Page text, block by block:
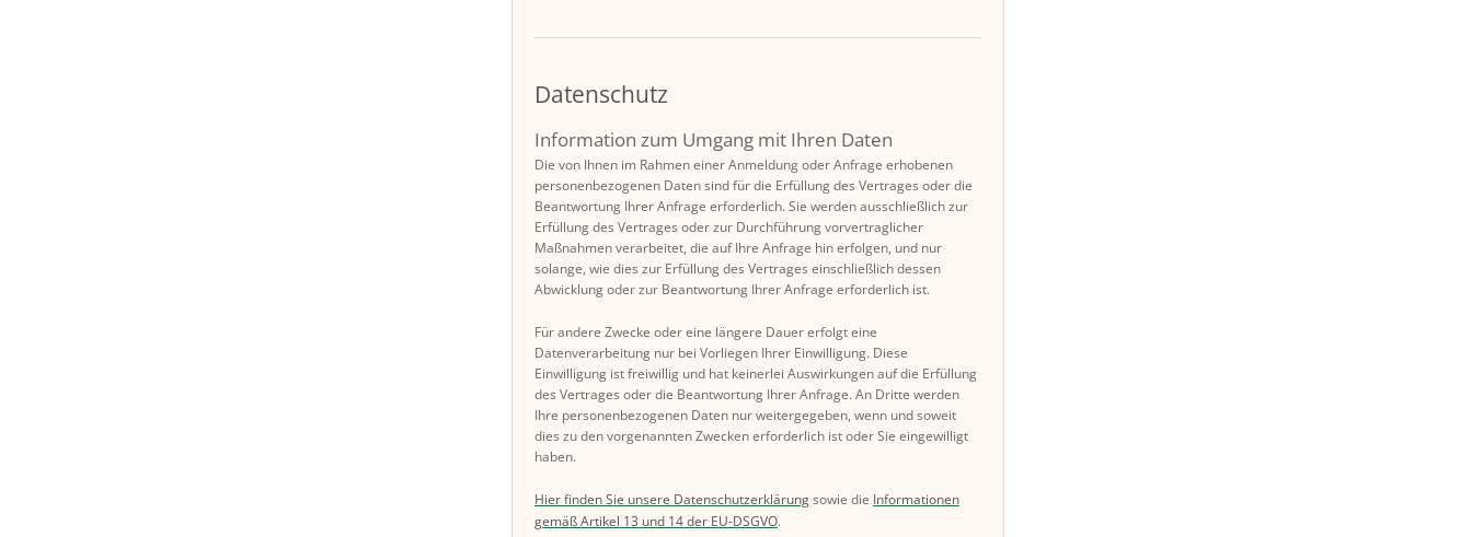
Datenschutz
Information zum Umgang mit Ihren Daten
Die von Ihnen im Rahmen einer Anmeldung oder Anfrage erhobenen
personenbezogenen Daten sind für die Erfüllung des Vertrages oder die
Beantwortung Ihrer Anfrage erforderlich. Sie werden ausschließlich zur
Erfüllung des Vertrages oder zur Durchführung vorvertraglicher
Maßnahmen verarbeitet, die auf Ihre Anfrage hin erfolgen, und nur
solange, wie dies zur Erfüllung des Vertrages einschließlich dessen
Abwicklung oder zur Beantwortung Ihrer Anfrage erforderlich ist.
Für andere Zwecke oder eine längere Dauer erfolgt eine
Datenverarbeitung nur bei Vorliegen Ihrer Einwilligung. Diese
Einwilligung ist freiwillig und hat keinerlei Auswirkungen auf die Erfüllung
des Vertrages oder die Beantwortung Ihrer Anfrage. An Dritte werden
Ihre personenbezogenen Daten nur weitergegeben, wenn und soweit
dies zu den vorgenannten Zwecken erforderlich ist oder Sie eingewilligt
haben.
Hier finden Sie unsere Datenschutzerklärungsowie die Informationen
gemäß Artikel 13 und 14 der EU-DSGVO.